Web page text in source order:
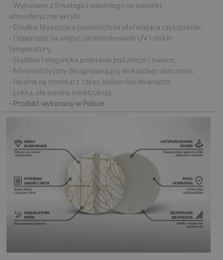
- Wykonane z trwałego i odpornego na warunki
atmosferyczne akrylu,
- Gładka, błyszcząca powierzchnia ułatwiająca czyszczenie,
- Odporność na wilgoć, promieniowanie UV i niskie
temperatury,
- Stabilna i elegancka podstawa pod znicze i świece,
- Minimalistyczny design pasujący do każdego otoczenia,
- Idealne na cmentarz, taras, balkon lub do wnętrz,
- Lekka, ale solidna konstrukcja,
- Produkt wykonany w Polsce